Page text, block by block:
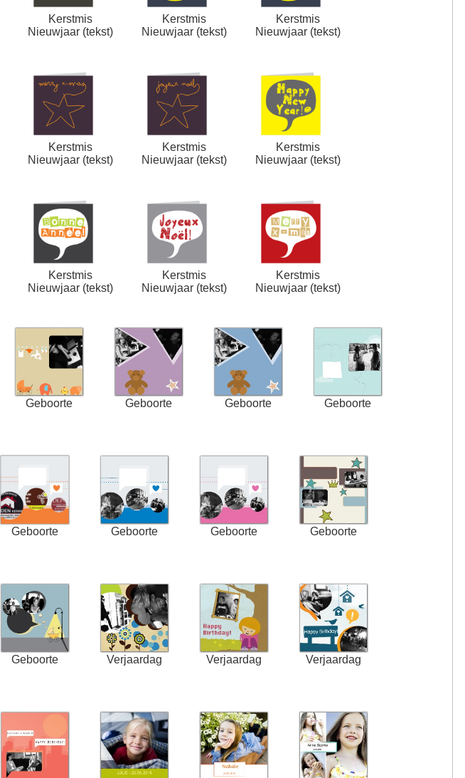
Kerstmis
Nieuwjaar (tekst)
Kerstmis
Nieuwjaar (tekst)
Kerstmis
Nieuwjaar (tekst)
Kerstmis
Nieuwjaar (tekst)
Kerstmis
Nieuwjaar (tekst)
Kerstmis
Nieuwjaar (tekst)
Kerstmis
Nieuwjaar (tekst)
Kerstmis
Nieuwjaar (tekst)
Kerstmis
Nieuwjaar (tekst)
Geboorte Geboorte Geboorte Geboorte
Geboorte Geboorte Geboorte Geboorte
Geboorte Verjaardag Verjaardag Verjaardag